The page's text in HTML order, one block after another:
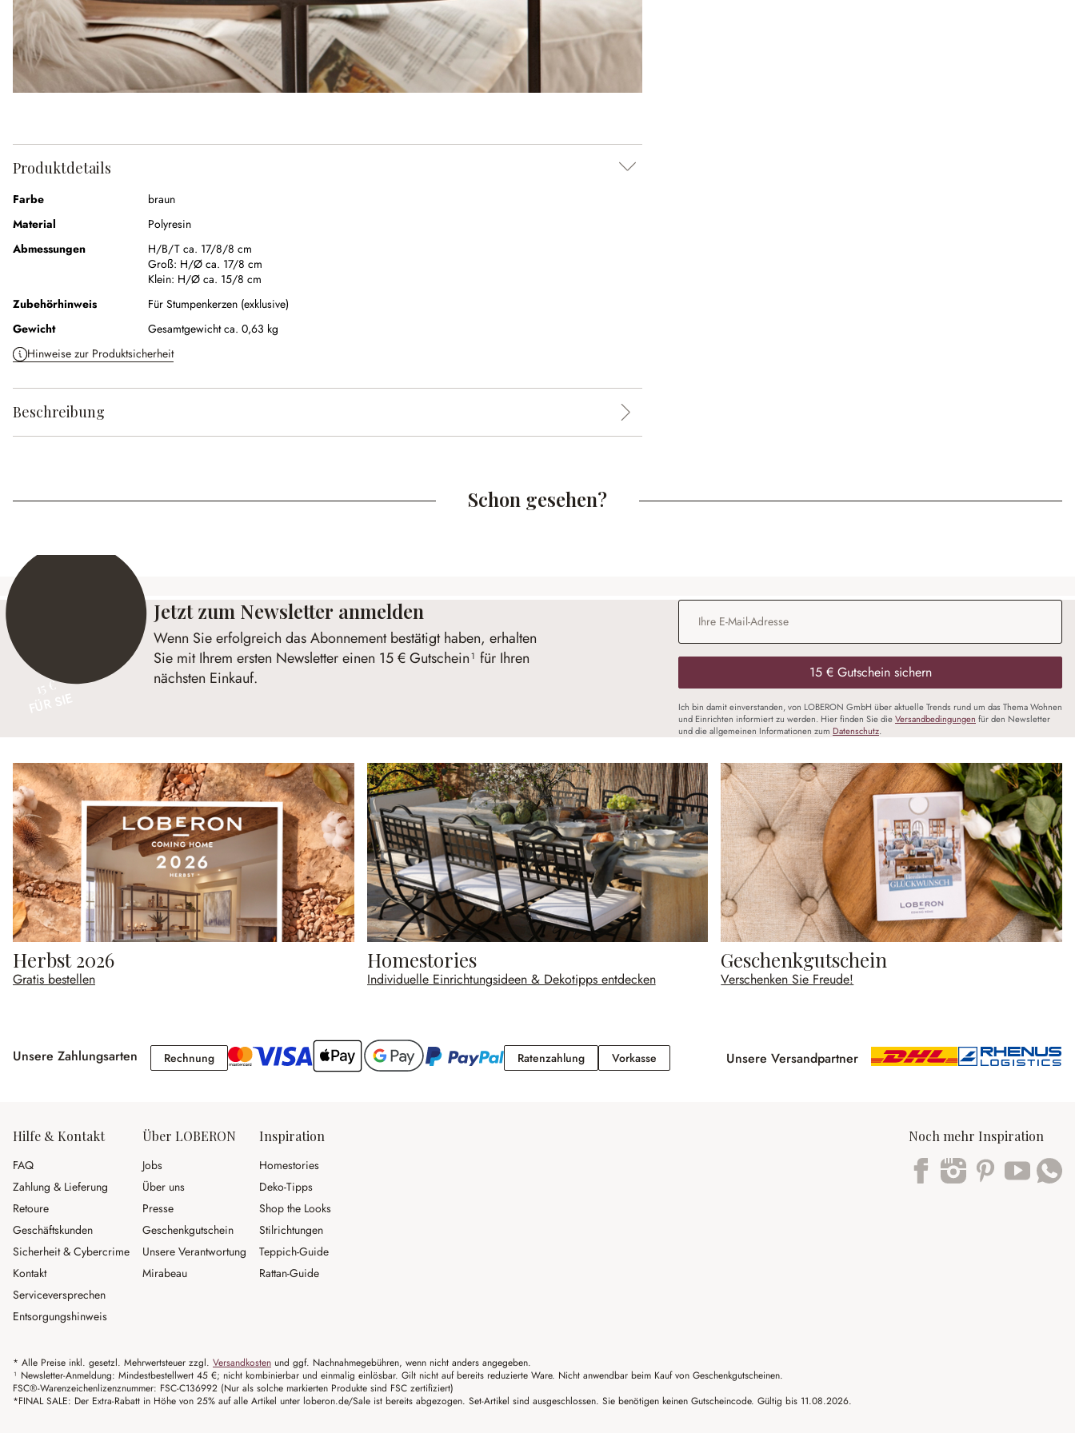
Produktdetails
Farbe
braun
Material
Polyresin
Abmessungen
H/B/T ca. 17/8/8 cm
Groß: H/Ø ca. 17/8 cm
Klein: H/Ø ca. 15/8 cm
Zubehörhinweis
Für Stumpenkerzen (exklusive)
Gewicht
Gesamtgewicht ca. 0,63 kg
Hinweise zur Produktsicherheit
Beschreibung
Schon gesehen?
15 €
Jetzt zum Newsletter anmelden
Wenn Sie erfolgreich das Abonnement bestätigt haben, erhalten
Sie mit Ihrem ersten Newsletter einen 15 € Gutschein¹ für Ihren
nächsten Einkauf.
E-Mail-Adresse
15 € Gutschein sichern
Ich bin damit einverstanden, von LOBERON GmbH über aktuelle Trends rund um das Thema Wohnen
und Einrichten informiert zu werden. Hier finden Sie dieVersandbedingungen für den Newsletter
und die allgemeinen Informationen zum Datenschutz.
Herbst 2026
Gratis bestellen
Homestories
Individuelle Einrichtungsideen & Dekotipps entdecken
Geschenkgutschein
Verschenken Sie Freude!
Unsere Zahlungsarten RechnungRechnung RatenzahlungRatenzahlung
VorkasseVorkasse Unsere Versandpartner
Hilfe & Kontakt
FAQ
Zahlung & Lieferung
Retoure
Geschäftskunden
Sicherheit & Cybercrime
Kontakt
Serviceversprechen
Entsorgungshinweis
Über LOBERON
Jobs
Über uns
Presse
Geschenkgutschein
Unsere Verantwortung
Mirabeau
Inspiration
Homestories
Deko-Tipps
Shop the Looks
Stilrichtungen
Teppich-Guide
Rattan-Guide
Noch mehr Inspiration
* Alle Preise inkl. gesetzl. Mehrwertsteuer zzgl. Versandkosten und ggf. Nachnahmegebühren, wenn nicht anders angegeben.
¹ Newsletter-Anmeldung: Mindestbestellwert 45 €; nicht kombinierbar und einmalig einlösbar. Gilt nicht auf bereits reduzierte Ware. Nicht anwendbar beim Kauf von Geschenkgutscheinen.
FSC®-Warenzeichenlizenznummer: FSC-C136992 (Nur als solche markierten Produkte sind FSC zertifiziert)
*FINAL SALE: Der Extra-Rabatt in Höhe von 25% auf alle Artikel unter loberon.de/Sale ist bereits abgezogen. Set-Artikel sind ausgeschlossen. Sie benötigen keinen Gutscheincode. Gültig bis 11.08.2026.